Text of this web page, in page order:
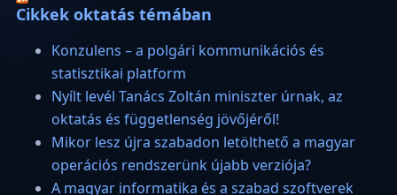
Cikkek oktatás témában
Konzulens – a polgári kommunikációs és
statisztikai platform
Nyílt levél Tanács Zoltán miniszter úrnak, az
oktatás és függetlenség jövőjéről!
Mikor lesz újra szabadon letölthető a magyar
operációs rendszerünk újabb verziója?
A magyar informatika és a szabad szoftverek